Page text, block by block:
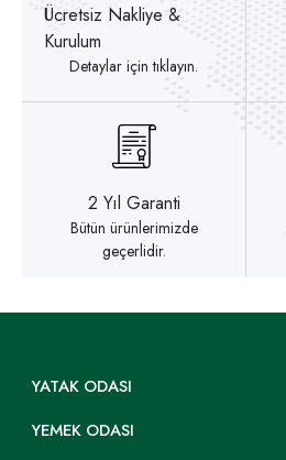
Ücretsiz Nakliye &
Kurulum
Detaylar için tıklayın.
2 Yıl Garanti
Bütün ürünlerimizde
geçerlidir.
YATAK ODASI
YEMEK ODASI